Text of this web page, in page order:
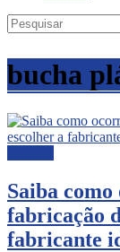
bucha
Saiba como
fabricação
fabricante